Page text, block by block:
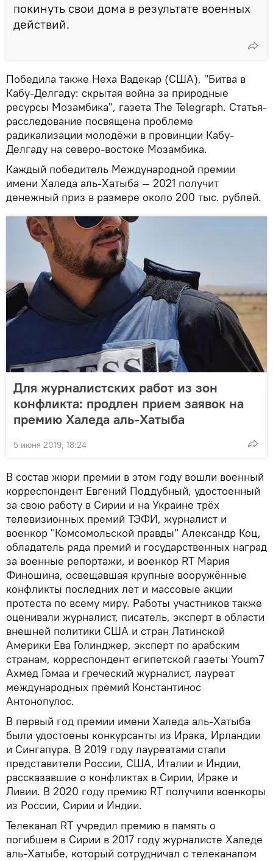
покинуть свои дома в результате военных
действий.
Победила также Неха Вадекар (США), "Битва в
Кабу-Делгаду: скрытая война за природные
ресурсы Мозамбика", газета The Telegraph. Статья-
расследование посвящена проблеме
радикализации молодёжи в провинции Кабу-
Делгаду на северо-востоке Мозамбика.
Каждый победитель Международной премии
имени Халеда аль-Хатыба — 2021 получит
денежный приз в размере около 200 тыс. рублей.
Для журналистских работ из зон
конфликта: продлен прием заявок на
премию Халеда аль-Хатыба
5 июня 2019, 18:24
В состав жюри премии в этом году вошли военный
корреспондент Евгений Поддубный, удостоенный
за свою работу в Сирии и на Украине трёх
телевизионных премий ТЭФИ, журналист и
военкор "Комсомольской правды" Александр Коц,
обладатель ряда премий и государственных наград
за военные репортажи, и военкор RT Мария
Финошина, освещавшая крупные вооружённые
конфликты последних лет и массовые акции
протеста по всему миру. Работы участников также
оценивали журналист, писатель, эксперт в области
внешней политики США и стран Латинской
Америки Ева Голинджер, эксперт по арабским
странам, корреспондент египетской газеты Youm7
Ахмед Гомаа и греческий журналист, лауреат
международных премий Константинос
Антонопулос.
В первый год премии имени Халеда аль-Хатыба
были удостоены конкурсанты из Ирака, Ирландии
и Сингапура. В 2019 году лауреатами стали
представители России, США, Италии и Индии,
рассказавшие о конфликтах в Сирии, Ираке и
Ливии. В 2020 году премию RT получили военкоры
из России, Сирии и Индии.
Телеканал RT учредил премию в память о
погибшем в Сирии в 2017 году журналисте Халеде
аль-Хатыбе, который сотрудничал с телеканалом